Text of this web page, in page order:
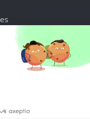
à la truite - bar -